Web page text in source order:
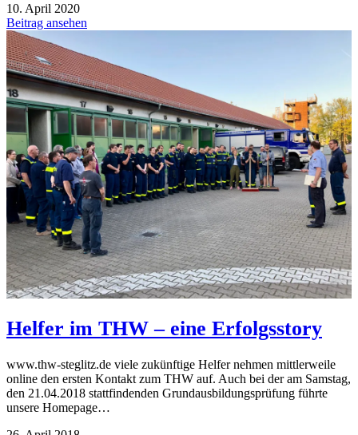
10. April 2020
Beitrag ansehen
Helfer im THW – eine Erfolgsstory
www.thw-steglitz.de viele zukünftige Helfer nehmen mittlerweile
online den ersten Kontakt zum THW auf. Auch bei der am Samstag,
den 21.04.2018 stattfindenden Grundausbildungsprüfung führte
unsere Homepage…